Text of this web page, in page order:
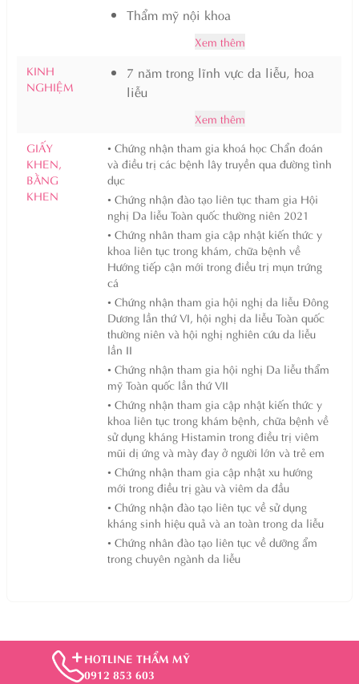
Thẩm mỹ nội khoa
Xem thêm
KINH
NGHIỆM
7 năm trong lĩnh vực da liễu, hoa
liễu
Xem thêm
GIẤY
KHEN,
BẰNG
KHEN
• Chứng nhận tham gia khoá học Chẩn đoán
và điều trị các bệnh lây truyền qua đường tình
dục
• Chứng nhận đào tạo liên tục tham gia Hội
nghị Da liễu Toàn quốc thường niên 2021
• Chứng nhân tham gia cập nhật kiến thức y
khoa liên tục trong khám, chữa bệnh về
Hướng tiếp cận mới trong điều trị mụn trứng
cá
• Chứng nhận tham gia hội nghị da liễu Đông
Dương lần thứ VI, hội nghị da liễu Toàn quốc
thường niên và hội nghị nghiên cứu da liễu
lần II
• Chứng nhận tham gia hội nghị Da liễu thẩm
mỹ Toàn quốc lần thứ VII
• Chứng nhận tham gia cập nhật kiến thức y
khoa liên tục trong khám bệnh, chữa bệnh về
sử dụng kháng Histamin trong điều trị viêm
mũi dị ứng và mày đay ở người lớn và trẻ em
• Chứng nhận tham gia cập nhật xu hướng
mới trong điều trị gàu và viêm da đầu
• Chứng nhận đào tạo liên tục về sử dụng
kháng sinh hiệu quả và an toàn trong da liễu
• Chứng nhân đào tạo liên tục về dưỡng ẩm
trong chuyên ngành da liễu
HOTLINE THẨM MỸ
0912 853 603